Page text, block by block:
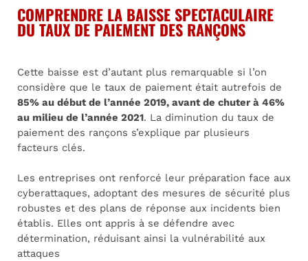
COMPRENDRE LA BAISSE SPECTACULAIRE
DU TAUX DE PAIEMENT DES RANÇONS
Cette baisse est d’autant plus remarquable si l’on
considère que le taux de paiement était autrefois de
85% au début de l’année 2019, avant de chuter à 46%
au milieu de l’année 2021. La diminution du taux de
paiement des rançons s’explique par plusieurs
facteurs clés.
Les entreprises ont renforcé leur préparation face aux
cyberattaques, adoptant des mesures de sécurité plus
robustes et des plans de réponse aux incidents bien
établis. Elles ont appris à se défendre avec
détermination, réduisant ainsi la vulnérabilité aux
attaques